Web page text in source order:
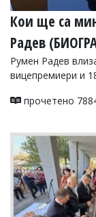
Кои ще са
Радев
Румен Радев
вицепремиери и
прочетено